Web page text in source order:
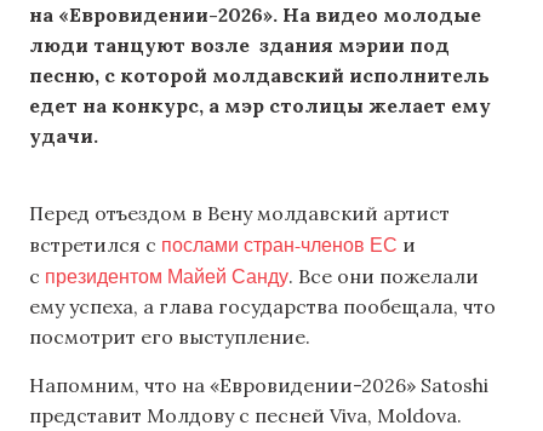
на «Евровидении-2026». На видео молодые
люди танцуют возле здания мэрии под
песню, с которой молдавский исполнитель
едет на конкурс, а мэр столицы желает ему
удачи.
Перед отъездом в Вену молдавский артист
встретился с послами стран-членов ЕС и
с президентом Майей Санду. Все они пожелали
ему успеха, а глава государства пообещала, что
посмотрит его выступление.
Напомним, что на «Евровидении-2026» Satoshi
представит Молдову с песней Viva, Moldova.